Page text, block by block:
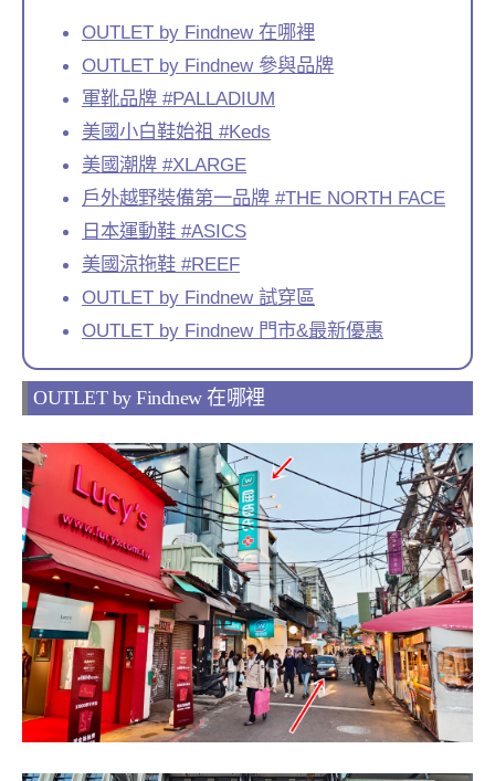
OUTLET by Findnew 在哪裡
OUTLET by Findnew 參與品牌
軍靴品牌 #PALLADIUM
美國小白鞋始祖 #Keds
美國潮牌 #XLARGE
戶外越野裝備第一品牌 #THE NORTH FACE
日本運動鞋 #ASICS
美國涼拖鞋 #REEF
OUTLET by Findnew 試穿區
OUTLET by Findnew 門市&最新優惠
OUTLET by Findnew 在哪裡